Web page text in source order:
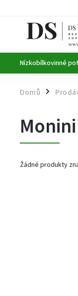
Nízkobílkovinné
Domů /
Monini
Žádné produkty